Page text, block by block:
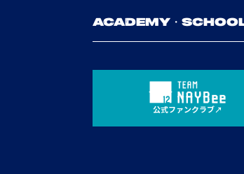
ACADEMY・
公式ファンクラブ